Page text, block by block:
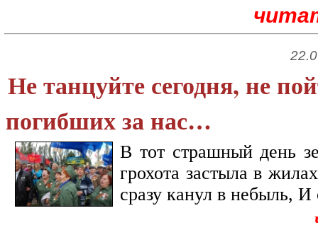
Не танцуйте сегодня, не
погибших за нас…
В тот страшный день
грохота застыла в
сразу канул в небыль, И